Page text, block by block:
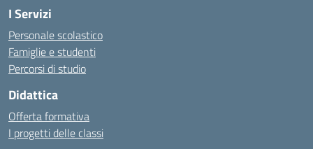
I Servizi
Personale scolastico
Famiglie e studenti
Percorsi di studio
Didattica
Offerta formativa
I progetti delle classi